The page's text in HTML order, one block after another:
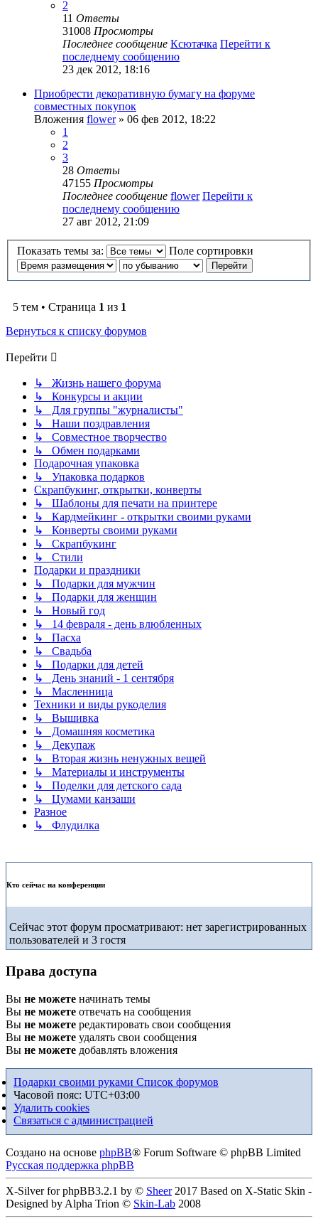
2
11 Ответы
31008 Просмотры
Последнее сообщение Ксютачка Перейти к
последнему сообщению
23 дек 2012, 18:16
Приобрести декоративную бумагу на форуме
совместных покупок
Вложения flower» 06 фев 2012, 18:22
1
2
3
28 Ответы
47155 Просмотры
Последнее сообщение flower Перейти к
последнему сообщению
27 авг 2012, 21:09
Показать темы за: Поле сортировки
5 тем • Страница 1 из 1
Вернуться к списку форумов
Перейти
↳ Жизнь нашего форума
↳ Конкурсы и акции
↳ Для группы "журналисты"
↳ Наши поздравления
↳ Совместное творчество
↳ Обмен подарками
Подарочная упаковка
↳ Упаковка подарков
Скрапбукинг, открытки, конверты
↳ Шаблоны для печати на принтере
↳ Кардмейкинг - открытки своими руками
↳ Конверты своими руками
↳ Скрапбукинг
↳ Стили
Подарки и праздники
↳ Подарки для мужчин
↳ Подарки для женщин
↳ Новый год
↳ 14 февраля - день влюбленных
↳ Пасха
↳ Свадьба
↳ Подарки для детей
↳ День знаний - 1 сентября
↳ Масленница
Техники и виды рукоделия
↳ Вышивка
↳ Домашняя косметика
↳ Декупаж
↳ Вторая жизнь ненужных вещей
↳ Материалы и инструменты
↳ Поделки для детского сада
↳ Цумами канзаши
Разное
↳ Флудилка
Кто сейчас на конференции
Сейчас этот форум просматривают: нет зарегистрированных
пользователей и 3 гостя
Права доступа
Вы не можете начинать темы
Вы не можете отвечать на сообщения
Вы не можете редактировать свои сообщения
Вы не можете удалять свои сообщения
Вы не можете добавлять вложения
Подарки своими руками Список форумов
Часовой пояс: UTC+03:00
Удалить cookies
Связаться с администрацией
Создано на основе phpBB® Forum Software © phpBB Limited
Русская поддержка phpBB
X-Silver for phpBB3.2.1 by © Sheer2017 Based on X-Static Skin -
Designed by Alpha Trion © Skin-Lab 2008